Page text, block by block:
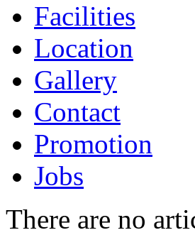
Facilities
Location
Gallery
Contact
Promotion
Jobs
There are no